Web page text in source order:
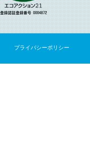
プライバシーポリシー